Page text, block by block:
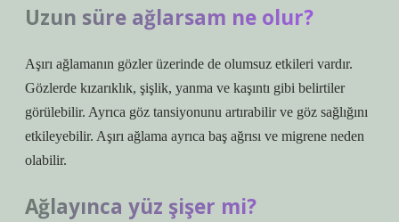
Uzun süre ağlarsam ne olur?
Aşırı ağlamanın gözler üzerinde de olumsuz etkileri vardır.
Gözlerde kızarıklık, şişlik, yanma ve kaşıntı gibi belirtiler
görülebilir. Ayrıca göz tansiyonunu artırabilir ve göz sağlığını
etkileyebilir. Aşırı ağlama ayrıca baş ağrısı ve migrene neden
olabilir.
Ağlayınca yüz şişer mi?